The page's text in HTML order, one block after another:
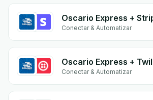
Oscario Express +
Conectar & Automatizar
Oscario Express +
Conectar & Automatizar